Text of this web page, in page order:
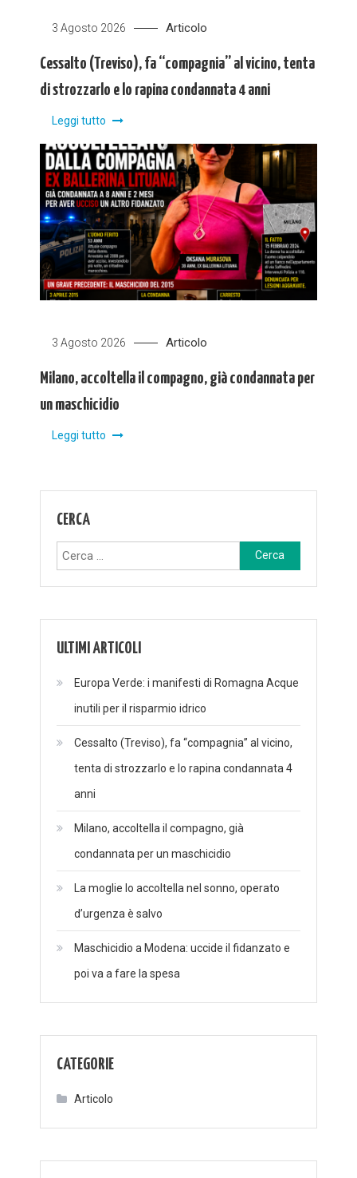
3 Agosto 2026 Articolo
Cessalto (Treviso), fa “compagnia” al vicino, tenta
di strozzarlo e lo rapina condannata 4 anni
Leggi tutto
3 Agosto 2026 Articolo
Milano, accoltella il compagno, già condannata per
un maschicidio
Leggi tutto
CERCA
Ricerca
per:
ULTIMI ARTICOLI
Europa Verde: i manifesti di Romagna Acque
inutili per il risparmio idrico
Cessalto (Treviso), fa “compagnia” al vicino,
tenta di strozzarlo e lo rapina condannata 4
anni
Milano, accoltella il compagno, già
condannata per un maschicidio
La moglie lo accoltella nel sonno, operato
d’urgenza è salvo
Maschicidio a Modena: uccide il fidanzato e
poi va a fare la spesa
CATEGORIE
Articolo